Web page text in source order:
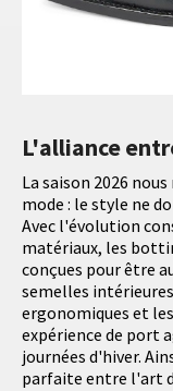
L'alliance
La saison 2026
mode : le style ne
Avec l'évolution
matériaux, les
conçues pour être
semelles
ergonomiques et
expérience de port
journées d'hiver.
parfaite entre l'art